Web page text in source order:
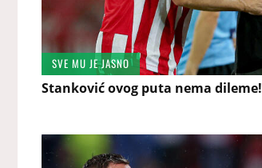
SVE MU JE JASNO
Stanković ovog puta nema dileme!